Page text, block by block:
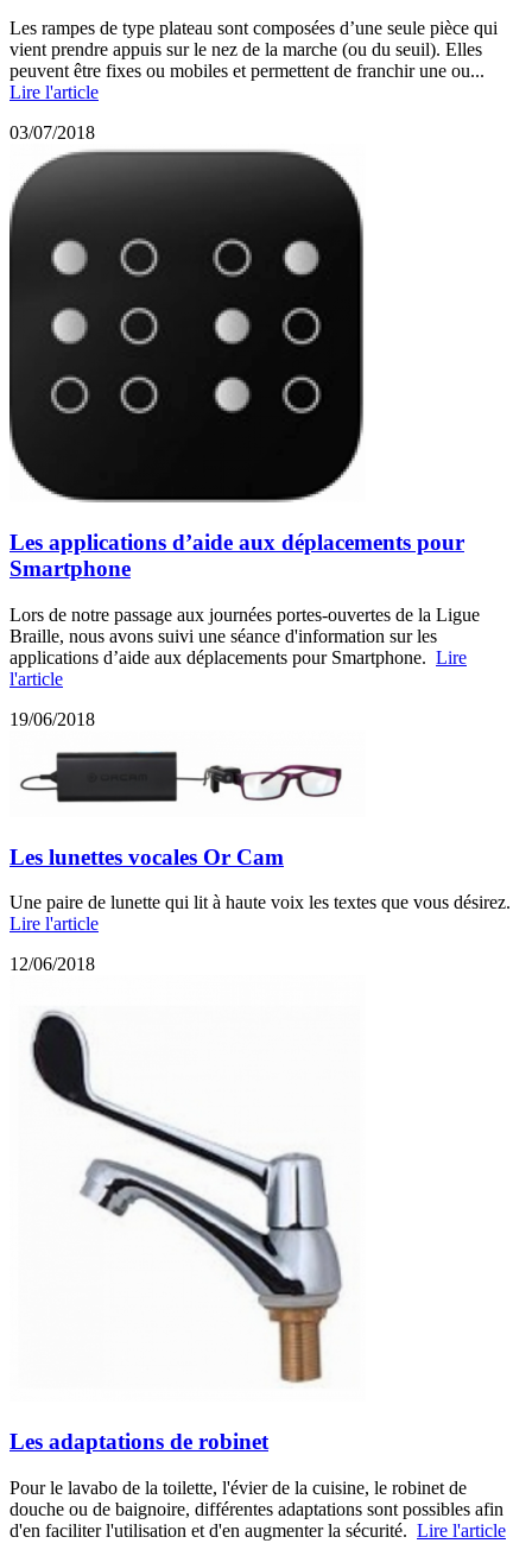
Les rampes de type plateau sont composées d’une seule pièce qui
vient prendre appuis sur le nez de la marche (ou du seuil). Elles
peuvent être fixes ou mobiles et permettent de franchir une ou...
Lire l'article
03/07/2018
Les applications d’aide aux déplacements pour
Smartphone
Lors de notre passage aux journées portes-ouvertes de la Ligue
Braille, nous avons suivi une séance d'information sur les
applications d’aide aux déplacements pour Smartphone. Lire
l'article
19/06/2018
Les lunettes vocales Or Cam
Une paire de lunette qui lit à haute voix les textes que vous désirez.
Lire l'article
12/06/2018
Les adaptations de robinet
Pour le lavabo de la toilette, l'évier de la cuisine, le robinet de
douche ou de baignoire, différentes adaptations sont possibles afin
d'en faciliter l'utilisation et d'en augmenter la sécurité. Lire l'article